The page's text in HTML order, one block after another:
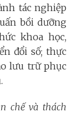
tác nghiệp
bồi dưỡng
khoa học,
đổi số; thực
lưu trữ phục
chế và thách